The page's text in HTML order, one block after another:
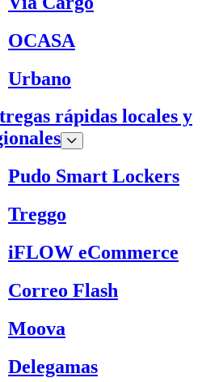
OCASA
Urbano
rápidas locales y
Pudo Smart Lockers
Treggo
iFLOW eCommerce
Correo Flash
Moova
Delegamas